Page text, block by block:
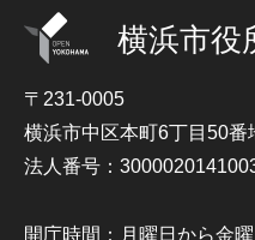
横浜市役
〒231-0005
横浜市中区本町6丁目50番
法人番号：
開庁時間：月曜日から金